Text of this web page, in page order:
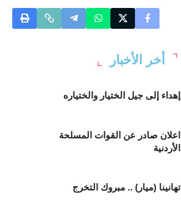
أخر الأخبار
إهداء إلى جيل الختيار والختياره
اعلان صادر عن القوات المسلحة
الأردنية
تهانينا (ميار) .. مبروك التخرج